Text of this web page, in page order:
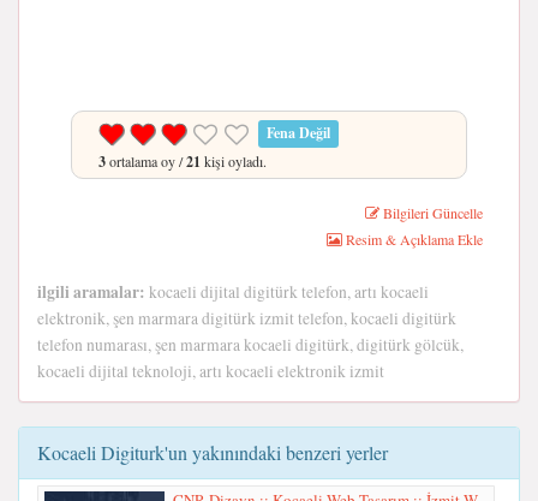
Fena Değil
3ortalama oy /21 kişi oyladı.
Bilgileri Güncelle
Resim & Açıklama Ekle
ilgili aramalar: kocaeli dijital digitürk telefon, artı kocaeli
elektronik, şen marmara digitürk izmit telefon, kocaeli digitürk
telefon numarası, şen marmara kocaeli digitürk, digitürk gölcük,
kocaeli dijital teknoloji, artı kocaeli elektronik izmit
Kocaeli Digiturk'un yakınındaki benzeri yerler